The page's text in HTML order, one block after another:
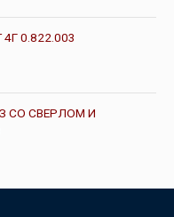
0.822.003
СО СВЕРЛОМ И